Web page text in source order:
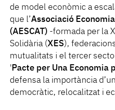
de model econòmic a
que l’Associació
(AESCAT) -formada per la
Solidària (XES),
mutualitats i el tercer
' Pacte per Una Economia
defensa la importància
democràtic, relocalitzat i